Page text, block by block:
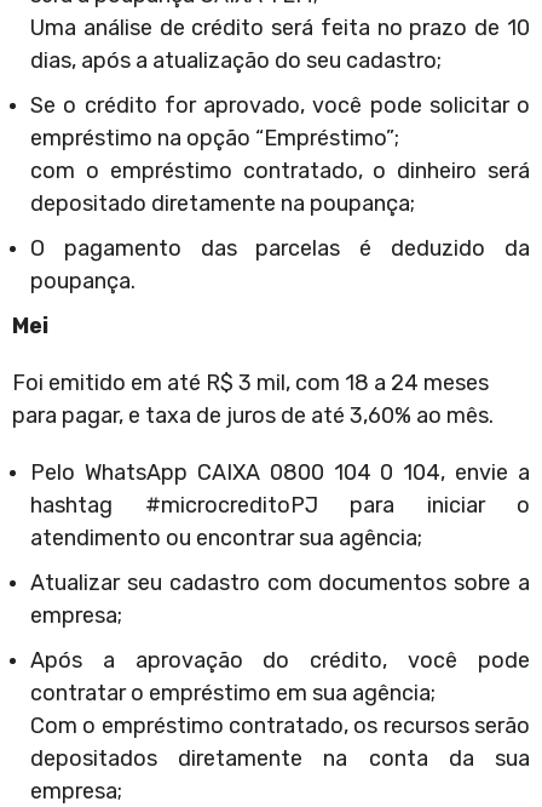
Uma análise de crédito será feita no prazo de 10
dias, após a atualização do seu cadastro;
Se o crédito for aprovado, você pode solicitar o
empréstimo na opção “Empréstimo”;
com o empréstimo contratado, o dinheiro será
depositado diretamente na poupança;
O pagamento das parcelas é deduzido da
poupança.
Mei
Foi emitido em até R$ 3 mil, com 18 a 24 meses
para pagar, e taxa de juros de até 3,60% ao mês.
Pelo WhatsApp CAIXA 0800 104 0 104, envie a
hashtag #microcreditoPJ para iniciar o
atendimento ou encontrar sua agência;
Atualizar seu cadastro com documentos sobre a
empresa;
Após a aprovação do crédito, você pode
contratar o empréstimo em sua agência;
Com o empréstimo contratado, os recursos serão
depositados diretamente na conta da sua
empresa;